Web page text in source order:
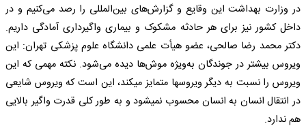
در وزارت بهداشت این وقایع و گزارش‌های بین‌المللی را رصد می‌کنیم و در
داخل کشور نیز برای هر حادثه مشکوک و بیماری‌ واگیرداری آمادگی داریم.
دکتر محمد رضا صالحی، عضو هیأت علمی دانشگاه علوم پزشکی تهران: این
ویروس بیشتر در جوندگان به‌ویژه موش‌ها دیده می‌شود. نکته مهمی که این
ویروس را نسبت به دیگر ویروس‎ها متمایز می‎کند، این است که ویروس شایعی
در انتقال انسان به انسان محسوب نمی‎شود و به طور کلی قدرت واگیر بالایی
هم ندارد.